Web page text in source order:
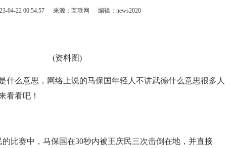
04-22 00:54:57 来源：互联网 编辑：news2020
(资料图)
什么意思，网络上说的马保国年轻人不讲武德什么意思很多人
看看吧！
比赛中，马保国在30秒内被王庆民三次击倒在地，并直接